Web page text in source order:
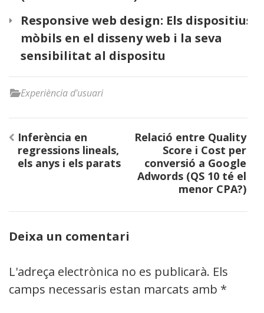
Responsive web design: Els dispositius
mòbils en el disseny web i la seva
sensibilitat al dispositu
Experiència d'usuari
Navegació
d'entrades
Inferència en
regressions lineals,
els anys i els parats
Relació entre Quality
Score i Cost per
conversió a Google
Adwords (QS 10 té el
menor CPA?)
Deixa un comentari
L'adreça electrònica no es publicarà. Els
camps necessaris estan marcats amb *